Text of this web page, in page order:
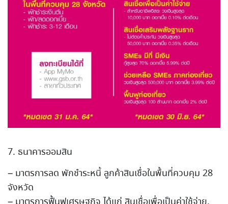
7. ธนาคารออมสิน
– มาตรการลด พักชำระหนี้ ลูกค้าสินเชื่อในพื้นที่ควบคุม 28
จังหวัด